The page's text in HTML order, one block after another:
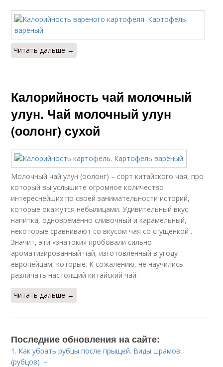
Читать дальше →
Калорийность чай молочный
улун. Чай молочный улун
(оолонг) сухой
Молочный чай улун (оолонг) – сорт китайского чая, про
который вы услышите огромное количество
интереснейших по своей занимательности историй,
которые окажутся небылицами. Удивительный вкус
напитка, одновременно сливочный и карамельный,
некоторые сравнивают со вкусом чая со сгущенкой .
Значит, эти «знатоки» пробовали сильно
ароматизированный чай, изготовленный в угоду
европейцам, которые. К сожалению, не научились
различать настоящий китайский чай.
Читать дальше →
Последние обновления на сайте:
1. Как убрать рубцы после прыщей. Виды шрамов
(рубцов) –